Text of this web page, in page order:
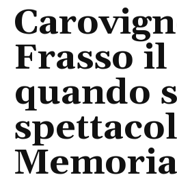
Frasso il
quando
Memoria